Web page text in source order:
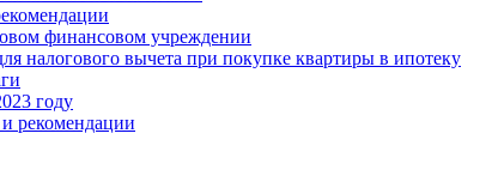
финансовом учреждении
налогового вычета при покупке квартиры в ипотеку
году
рекомендации